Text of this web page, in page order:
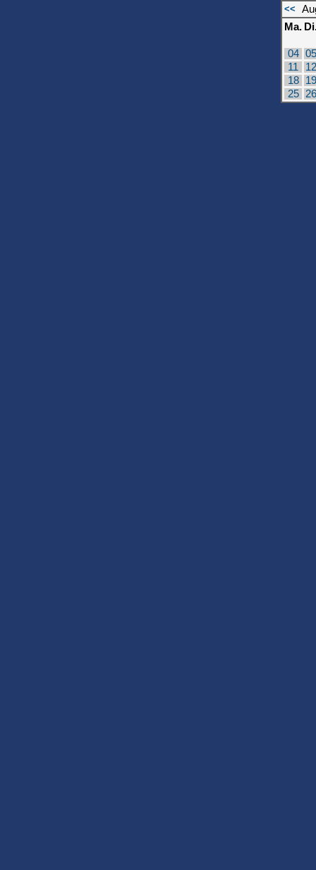
<<
Ma.
04 05
11
12
18
19
25
26